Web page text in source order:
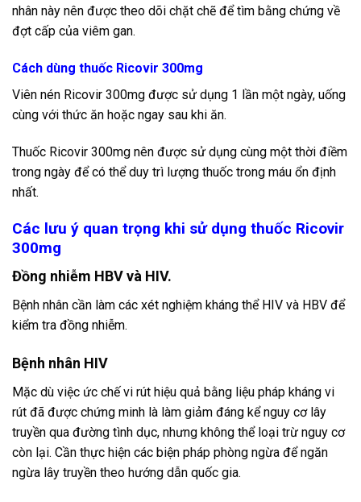
nhân này nên được theo dõi chặt chẽ để tìm bằng chứng về
đợt cấp của viêm gan.
Cách dùng thuốc Ricovir 300mg
Viên nén Ricovir 300mg được sử dụng 1 lần một ngày, uống
cùng với thức ăn hoặc ngay sau khi ăn.
Thuốc Ricovir 300mg nên được sử dụng cùng một thời điềm
trong ngày để có thể duy trì lượng thuốc trong máu ổn định
nhất.
Các lưu ý quan trọng khi sử dụng thuốc Ricovir
300mg
Đồng nhiễm HBV và HIV.
Bệnh nhân cần làm các xét nghiệm kháng thể HIV và HBV để
kiểm tra đồng nhiễm.
Bệnh nhân HIV
Mặc dù việc ức chế vi rút hiệu quả bằng liệu pháp kháng vi
rút đã được chứng minh là làm giảm đáng kể nguy cơ lây
truyền qua đường tình dục, nhưng không thể loại trừ nguy cơ
còn lại. Cần thực hiện các biện pháp phòng ngừa để ngăn
ngừa lây truyền theo hướng dẫn quốc gia.